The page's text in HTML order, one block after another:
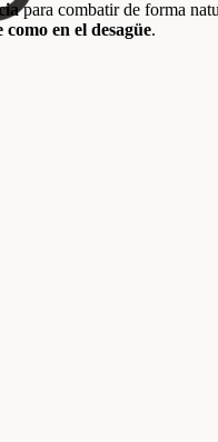
para combatir de forma
en el desagüe.